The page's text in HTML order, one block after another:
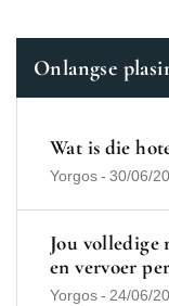
Onlangse
Wat is die
Yorgos- 30/06/
Jou volledige
en vervoer
Yorgos- 24/06/